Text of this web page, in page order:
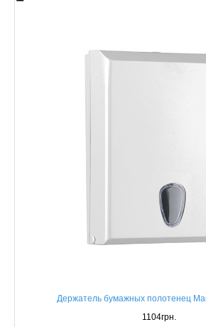
Держатель бумажных полотенец
1104грн.